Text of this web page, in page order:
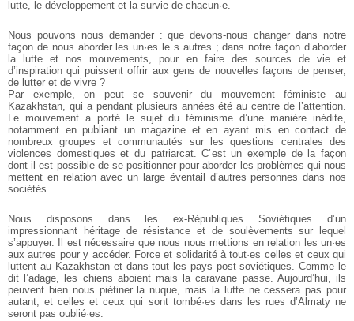
lutte, le développement et la survie de chacun·e.
Nous pouvons nous demander : que devons-nous changer dans notre
façon de nous aborder les un·es le s autres ; dans notre façon d’aborder
la lutte et nos mouvements, pour en faire des sources de vie et
d’inspiration qui puissent offrir aux gens de nouvelles façons de penser,
de lutter et de vivre ?
Par exemple, on peut se souvenir du mouvement féministe au
Kazakhstan, qui a pendant plusieurs années été au centre de l’attention.
Le mouvement a porté le sujet du féminisme d’une manière inédite,
notamment en publiant un magazine et en ayant mis en contact de
nombreux groupes et communautés sur les questions centrales des
violences domestiques et du patriarcat. C’est un exemple de la façon
dont il est possible de se positionner pour aborder les problèmes qui nous
mettent en relation avec un large éventail d’autres personnes dans nos
sociétés.
Nous disposons dans les ex-Républiques Soviétiques d’un
impressionnant héritage de résistance et de soulèvements sur lequel
s’appuyer. Il est nécessaire que nous nous mettions en relation les un·es
aux autres pour y accéder. Force et solidarité à tout·es celles et ceux qui
luttent au Kazakhstan et dans tout les pays post-soviétiques. Comme le
dit l’adage, les chiens aboient mais la caravane passe. Aujourd’hui, ils
peuvent bien nous piétiner la nuque, mais la lutte ne cessera pas pour
autant, et celles et ceux qui sont tombé·es dans les rues d’Almaty ne
seront pas oublié·es.